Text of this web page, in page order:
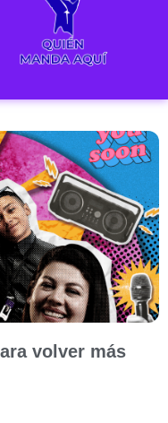
volver más